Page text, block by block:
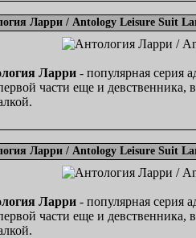
Ларри / Antology Leisure Suit
Ларри - популярная серия
части еще и девственника,
Ларри / Antology Leisure Suit
Ларри - популярная серия
части еще и девственника,